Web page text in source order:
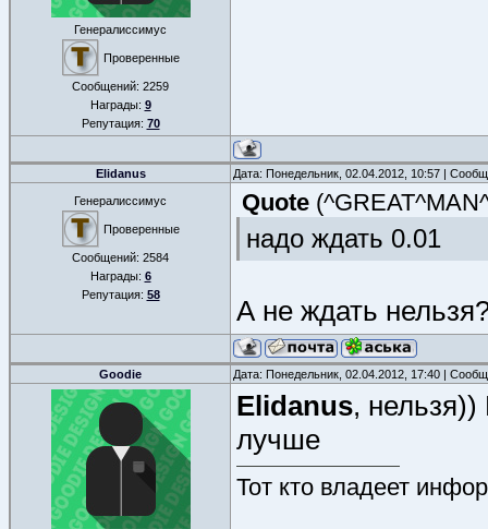
Генералиссимус
Проверенные
Сообщений: 2259
Награды: 9
Репутация: 70
Elidanus Дата: Понедельник, 02.04.2012, 10:57 |
Генералиссимус
Проверенные
Сообщений: 2584
Награды: 6
Репутация: 58
Quote (
надо ждать 0.01
А не ждать
Goodie Дата: Понедельник, 02.04.2012, 17:40 |
Elidanus,
лучше
Тот кто владеет